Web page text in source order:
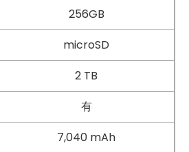
256GB
microSD
2 TB
有
7,040 mAh